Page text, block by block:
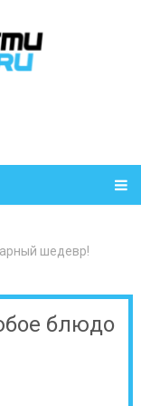
шедевр!
блюдо